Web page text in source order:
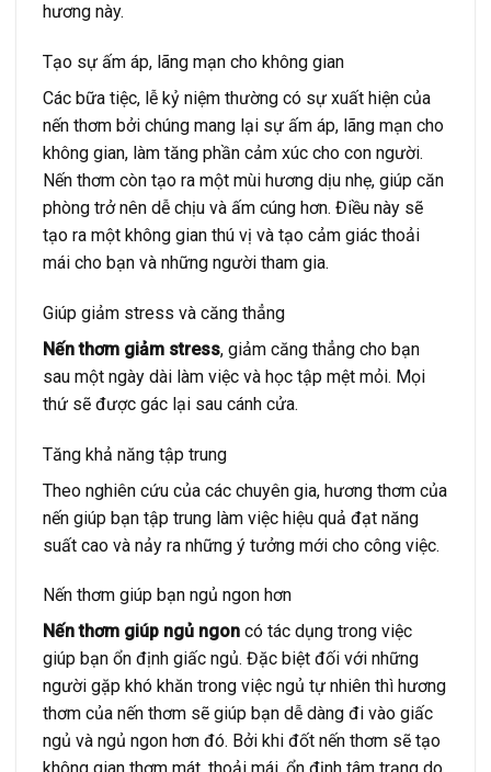
hương này.
Tạo sự ấm áp, lãng mạn cho không gian
Các bữa tiệc, lễ kỷ niệm thường có sự xuất hiện của
nến thơm bởi chúng mang lại sự ấm áp, lãng mạn cho
không gian, làm tăng phần cảm xúc cho con người.
Nến thơm còn tạo ra một mùi hương dịu nhẹ, giúp căn
phòng trở nên dễ chịu và ấm cúng hơn. Điều này sẽ
tạo ra một không gian thú vị và tạo cảm giác thoải
mái cho bạn và những người tham gia.
Giúp giảm stress và căng thẳng
Nến thơm giảm stress, giảm căng thẳng cho bạn
sau một ngày dài làm việc và học tập mệt mỏi. Mọi
thứ sẽ được gác lại sau cánh cửa.
Tăng khả năng tập trung
Theo nghiên cứu của các chuyên gia, hương thơm của
nến giúp bạn tập trung làm việc hiệu quả đạt năng
suất cao và nảy ra những ý tưởng mới cho công việc.
Nến thơm giúp bạn ngủ ngon hơn
Nến thơm giúp ngủ ngon có tác dụng trong việc
giúp bạn ổn định giấc ngủ. Đặc biệt đối với những
người gặp khó khăn trong việc ngủ tự nhiên thì hương
thơm của nến thơm sẽ giúp bạn dễ dàng đi vào giấc
ngủ và ngủ ngon hơn đó. Bởi khi đốt nến thơm sẽ tạo